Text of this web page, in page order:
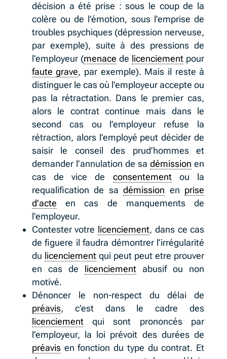
décision a été prise : sous le coup de la
colère ou de l’émotion, sous l’emprise de
troubles psychiques (dépression nerveuse,
par exemple), suite à des pressions de
l’employeur (menace de licenciement pour
faute grave, par exemple). Mais il reste à
distinguer le cas où l’employeur accepte ou
pas la rétractation. Dans le premier cas,
alors le contrat continue mais dans le
second cas ou l’employeur refuse la
rétraction, alors l’employé peut décider de
saisir le conseil des prud’hommes et
demander l’annulation de sadémission en
cas de vice de consentementou la
requalification de sadémission en prise
d’acte en cas de manquements de
l’employeur.
Contester votre licenciement, dans ce cas
de figuere il faudra démontrer l’irrégularité
du licenciementqui peut peut etre prouver
en cas de licenciement abusif ou non
motivé.
Dénoncer le non-respect du délai de
préavis, c’est dans le cadre des
licenciementqui sont prononcés par
l’employeur, la loi prévoit des durées de
préavisen fonction du type du contrat. Et